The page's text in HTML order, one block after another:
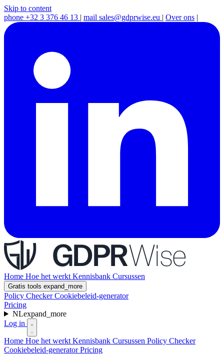
Skip to content
phone +32 3 376 46 13 | mail sales@gdprwise.eu | Over ons |
Home Hoe het werkt Kennisbank Cursussen
Gratis tools expand_more
Policy CheckerCookiebeleid-generator
Pricing
NLexpand_more
Log in
Home Hoe het werkt Kennisbank Cursussen Policy Checker
Cookiebeleid-generatorPricing